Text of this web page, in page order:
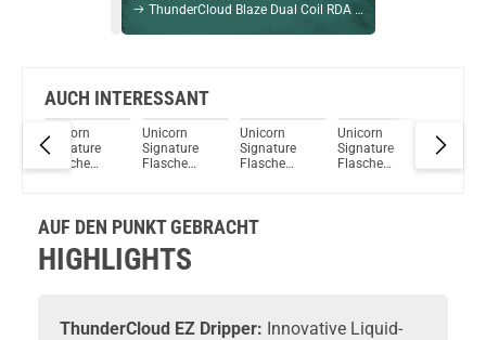
ThunderCloud Blaze Dual Coil RDA Verdampfer Pink
Frischer Minztabak Feenchen 5ml Longfill Aroma by Nebelfee
Du willst Kröten sparen?
Schau mal hier!
Vaptio Pado Pod System Kit Blau
AUCH INTERESSANT
Unicorn
Signature
Flasche
Pack)
Unicorn
Signature
Flasche
Unicorn
Signature
Flasche
Unicorn
Signature
Flasche
EZ
AUF DEN PUNKT GEBRACHT
HIGHLIGHTS
ThunderCloud EZ Dripper: Innovative Liquid-